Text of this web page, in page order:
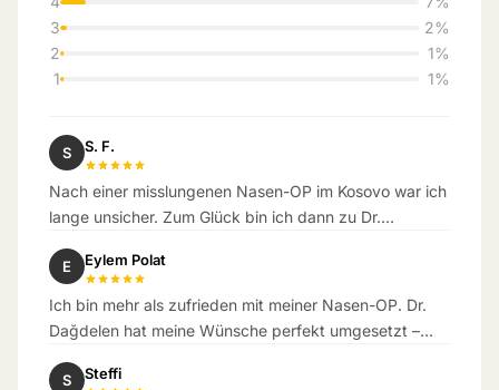
3
2%
2
1%
1
1%
S S. F.
Nach einer misslungenen Nasen-OP im Kosovo war ich
lange unsicher. Zum Glück bin ich dann zu Dr.
Erwartungen übertroffen.
E Eylem Polat
Ich bin mehr als zufrieden mit meiner Nasen-OP. Dr.
Dağdelen hat meine Wünsche perfekt umgesetzt –
S Steffi